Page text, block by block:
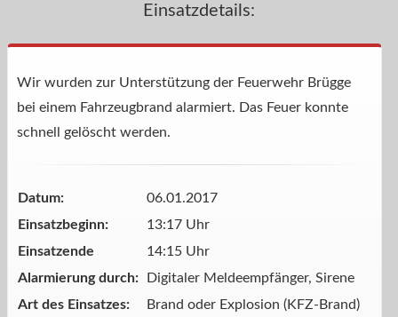
Einsatzdetails:
Wir wurden zur Unterstützung der Feuerwehr Brügge
bei einem Fahrzeugbrand alarmiert. Das Feuer konnte
schnell gelöscht werden.
Datum:
06.01.2017
Einsatzbeginn:
13:17 Uhr
Einsatzende
14:15 Uhr
Alarmierung durch:
Digitaler Meldeempfänger, Sirene
Art des Einsatzes:
Brand oder Explosion (KFZ-Brand)